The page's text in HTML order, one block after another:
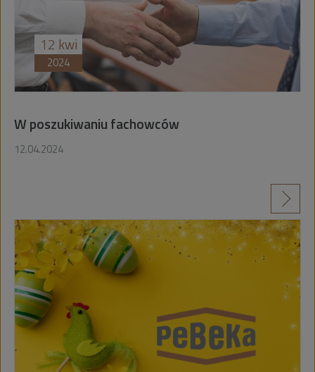
12 kwi
2024
W poszukiwaniu fachowców
12.04.2024
czytaj więcej